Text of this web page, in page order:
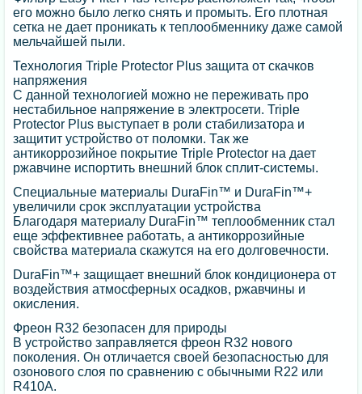
его можно было легко снять и промыть. Его плотная
сетка не дает проникать к теплообменнику даже самой
мельчайшей пыли.
Технология Triple Protector Plus защита от скачков
напряжения
С данной технологией можно не переживать про
нестабильное напряжение в электросети. Triple
Protector Plus выступает в роли стабилизатора и
защитит устройство от поломки. Так же
антикоррозийное покрытие Triple Protector на дает
ржавчине испортить внешний блок сплит-системы.
Специальные материалы DuraFin™ и DuraFin™+
увеличили срок эксплуатации устройства
Благодаря материалу DuraFin™ теплообменник стал
еще эффективнее работать, а антикоррозийные
свойства материала скажутся на его долговечности.
DuraFin™+ защищает внешний блок кондиционера от
воздействия атмосферных осадков, ржавчины и
окисления.
Фреон R32 безопасен для природы
В устройство заправляется фреон R32 нового
поколения. Он отличается своей безопасностью для
озонового слоя по сравнению с обычными R22 или
R410A.